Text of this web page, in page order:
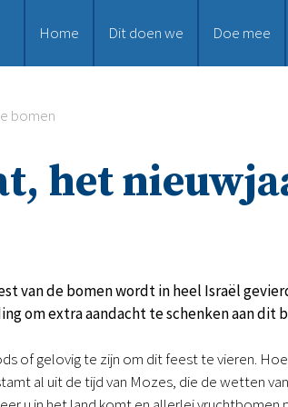
Home Dit doen we Doe mee
bomen
het
van de bomen wordt in heel Israël
om extra aandacht te schenken aan dit
of gelovig te zijn om dit feest te vieren.
al uit de tijd van Mozes, die de wetten